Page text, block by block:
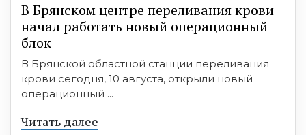
В Брянском центре переливания крови
начал работать новый операционный
блок
В Брянской областной станции переливания
крови сегодня, 10 августа, открыли новый
операционный ...
Читать далее